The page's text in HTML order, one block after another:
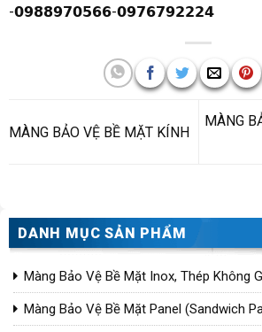
-𝟬𝟵𝟴𝟴𝟵𝟳𝟬𝟱𝟲𝟲-𝟬𝟵𝟳𝟲𝟳𝟵𝟮𝟮𝟮𝟰
MÀNG BẢO VỆ BỀ MẶT KÍNH
MÀNG
DANH MỤC SẢN PHẨM
Màng Bảo Vệ Bề Mặt Inox, Thép Không
For Steel)
Màng Bảo Vệ Bề Mặt Panel (Sandwich